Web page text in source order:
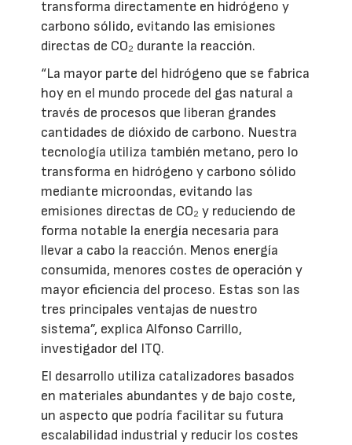
transforma directamente en hidrógeno y
carbono sólido, evitando las emisiones
directas de CO₂ durante la reacción.
“La mayor parte del hidrógeno que se fabrica
hoy en el mundo procede del gas natural a
través de procesos que liberan grandes
cantidades de dióxido de carbono. Nuestra
tecnología utiliza también metano, pero lo
transforma en hidrógeno y carbono sólido
mediante microondas, evitando las
emisiones directas de CO₂ y reduciendo de
forma notable la energía necesaria para
llevar a cabo la reacción. Menos energía
consumida, menores costes de operación y
mayor eficiencia del proceso. Estas son las
tres principales ventajas de nuestro
sistema”, explica Alfonso Carrillo,
investigador del ITQ.
El desarrollo utiliza catalizadores basados
en materiales abundantes y de bajo coste,
un aspecto que podría facilitar su futura
escalabilidad industrial y reducir los costes